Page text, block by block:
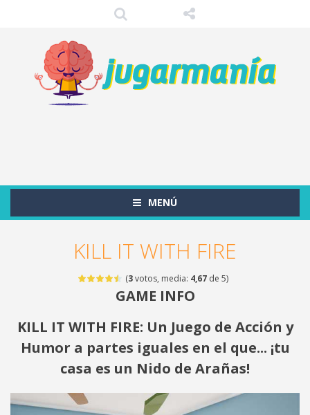
MENÚ
KILL IT WITH FIRE
(3votos, media: 4,67 de 5)
GAME INFO
KILL IT WITH FIRE: Un Juego de Acción y
Humor a partes iguales en el que... ¡tu
casa es un Nido de Arañas!